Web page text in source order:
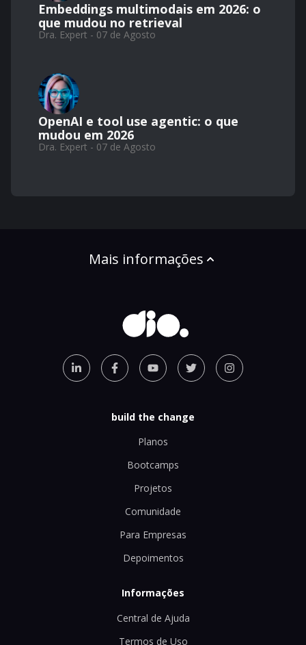
Embeddings multimodais em 2026: o
que mudou no retrieval
Dra. Expert - 07 de Agosto
OpenAI e tool use agentic: o que
mudou em 2026
Dra. Expert - 07 de Agosto
Mais informações
build the change
Planos
Bootcamps
Projetos
Comunidade
Para Empresas
Depoimentos
Informações
Central de Ajuda
Termos de Uso